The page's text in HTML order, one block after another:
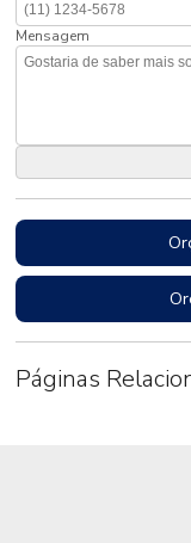
Mensagem
Páginas